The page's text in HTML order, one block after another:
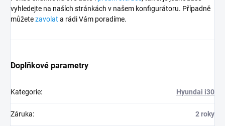
vyhledejte na naších stránkách v našem konfigurátoru. Případně
můžetezavolat a rádi Vám poradíme.
Doplňkové parametry
Kategorie: Hyundai i30
Záruka: 2 roky